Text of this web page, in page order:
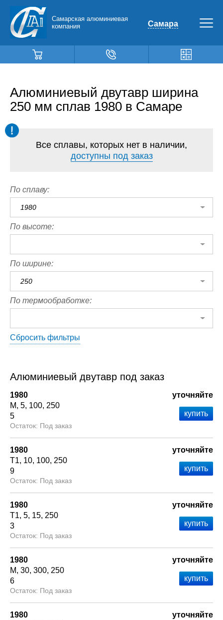
Самарская алюминиевая
компания
Самара
Алюминиевый двутавр ширина
250 мм сплав 1980 в Самаре
Все сплавы, которых нет в наличии,
доступны под заказ
По сплаву:
1980
По высоте:
По ширине:
250
По термообработке:
Сбросить фильтры
Алюминиевый двутавр под заказ
1980
М 5 100 250
5
Под заказ
уточняйте
1980
Т1 10 100 250
9
Под заказ
уточняйте
1980
Т1 5 15 250
3
Под заказ
уточняйте
1980
М 30 300 250
6
Под заказ
уточняйте
1980
уточняйте